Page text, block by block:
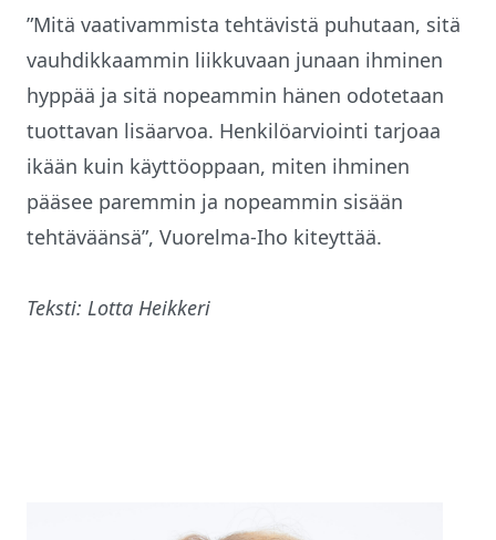
”Mitä vaativammista tehtävistä puhutaan, sitä
vauhdikkaammin liikkuvaan junaan ihminen
hyppää ja sitä nopeammin hänen odotetaan
tuottavan lisäarvoa. Henkilöarviointi tarjoaa
ikään kuin käyttöoppaan, miten ihminen
pääsee paremmin ja nopeammin sisään
tehtäväänsä”, Vuorelma-Iho kiteyttää.
Teksti: Lotta Heikkeri